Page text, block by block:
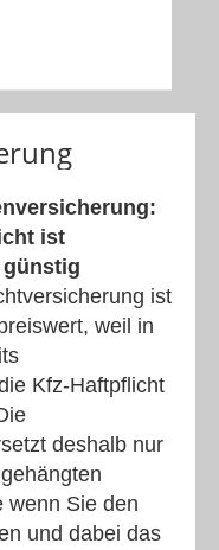
ist
günstig
ist
weil in
Kfz-Haftpflicht
deshalb nur
wenn Sie den
und dabei das